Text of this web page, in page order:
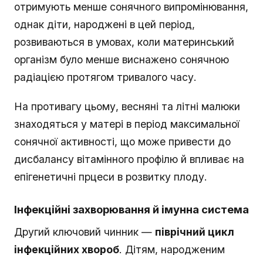
отримують менше сонячного випромінювання,
однак діти, народжені в цей період,
розвиваються в умовах, коли материнський
організм було менше виснажено сонячною
радіацією протягом тривалого часу.
На противагу цьому, весняні та літні малюки
знаходяться у матері в період максимальної
сонячної активності, що може привести до
дисбалансу вітамінного профілю й впливає на
епігенетичні прцеси в розвитку плоду.
Інфекційні захворювання й імунна система
Другий ключовий чинник — піврічний цикл
інфекційних хвороб. Дітям, народженим